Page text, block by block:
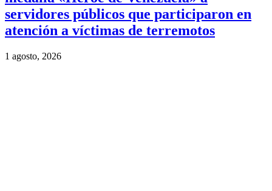
servidores públicos que participaron en
atención a víctimas de terremotos
1 agosto, 2026